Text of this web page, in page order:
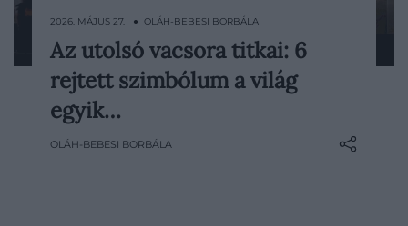
Leonardo da Vinci Az utolsó vacsora című
faliképe több mint ötszáz éve tartja
izgalomban a nézőket. A milánói Santa
Maria delle Grazie kolostorának
ebédlőfalára festett mű azt a pillanatot
2026. MÁJUS 27. ● OLÁH-BEBESI BORBÁLA
Az utolsó vacsora titkai: 6
rejtett szimbólum a világ
egyik…
OLÁH-BEBESI BORBÁLA